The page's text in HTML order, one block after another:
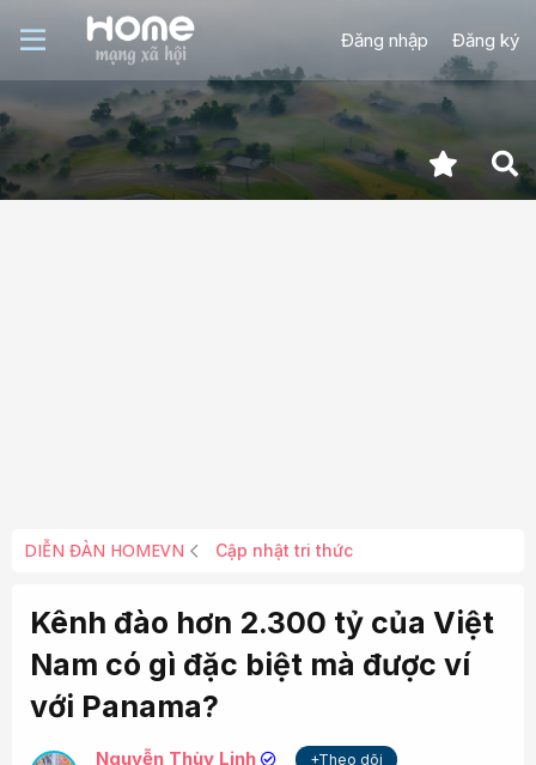
Đăng nhập Đăng ký
DIỄN ĐÀN HOMEVN Cập nhật tri thức
Kênh đào hơn 2.300 tỷ của Việt
Nam có gì đặc biệt mà được ví
với Panama?
Nguyễn Thùy Linh
+Theo dõi